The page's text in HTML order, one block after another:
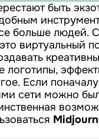
быть
больше людей.
виртуальный
логотипы,
Если
сети можно